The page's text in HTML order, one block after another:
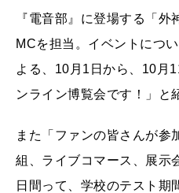
『電音部』に登場する「
MCを担当。イベントにつ
よる、10月1日から、10月
ンライン博覧会です！」と
また「ファンの皆さんが参
組、ライブコマース、展示
日間って、学校のテスト期